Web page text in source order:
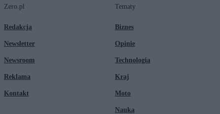
Zero.pl
Redakcja
Newsletter
Newsroom
Reklama
Kontakt
Tematy
Biznes
Opinie
Technologia
Kraj
Moto
Nauka